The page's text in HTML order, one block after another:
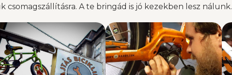
csomagszállításra. A te bringád is jó kezekben lesz nálunk.